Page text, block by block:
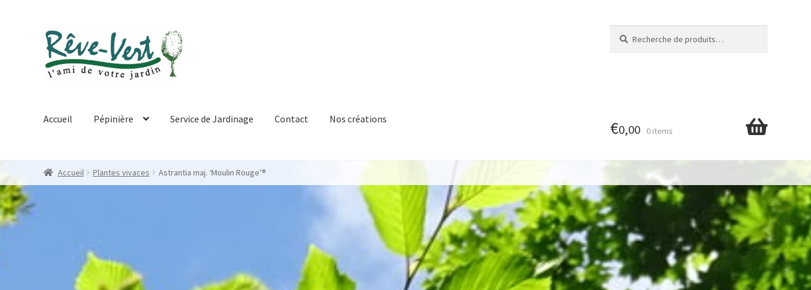
Skip
to
navigation
Skip
to
content
pour :
Accueil Pépinière Service de Jardinage Contact Nos créations €0,00 0 items
Accueil Plantes vivaces Astrantia maj. ‘Moulin Rouge’®